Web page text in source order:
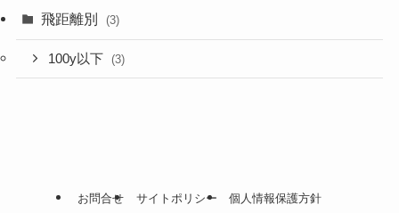
飛距離別 (3)
100y以下 (3)
お問合せ サイトポリシー 個人情報保護方針